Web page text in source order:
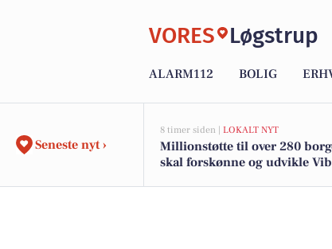
VORES Løgstrup
ALARM112 BOLIG
Seneste nyt ›
8 timer siden | LOKALT NYT
Millionstøtte til over 280
skal forskønne og udvikle